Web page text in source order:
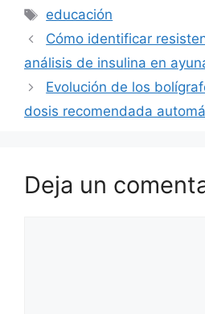
Etiquetas
educación
Cómo identificar
análisis de insulina en
Evolución de los
dosis recomendada
Deja un